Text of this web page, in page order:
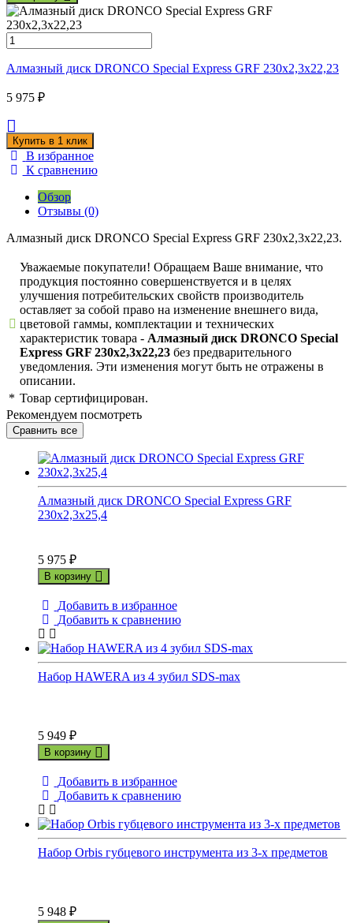
Алмазный диск DRONCO Special Express GRF 230x2,3x22,23
5 975 ₽
В избранное
К сравнению
Обзор
Отзывы (0)
Алмазный диск DRONCO Special Express GRF 230x2,3x22,23.
Уважаемые покупатели! Обращаем Ваше внимание, что
продукция постоянно совершенствуется и в целях
улучшения потребительских свойств производитель
оставляет за собой право на изменение внешнего вида,
цветовой гаммы, комплектации и технических
характеристик товара - Алмазный диск DRONCO Special
Express GRF 230x2,3x22,23 без предварительного
уведомления. Эти изменения могут быть не отражены в
описании.
* Товар сертифицирован.
Рекомендуем посмотреть
Алмазный диск DRONCO Special Express GRF
230x2,3x25,4
5 975 ₽
В корзину
Добавить в избранное
Добавить к сравнению
Набор HAWERA из 4 зубил SDS-max
5 949 ₽
В корзину
Добавить в избранное
Добавить к сравнению
Набор Orbis губцевого инструмента из 3-х предметов
5 948 ₽